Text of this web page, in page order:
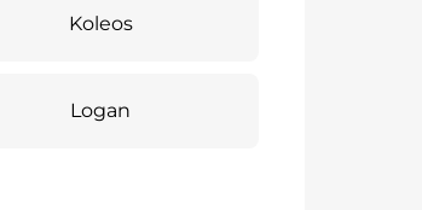
Koleos
Logan